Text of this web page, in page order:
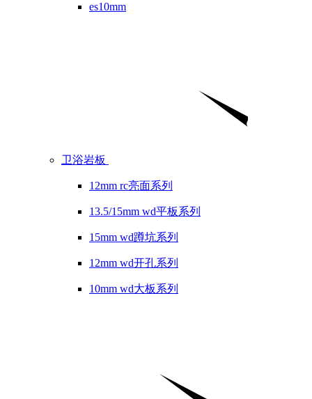
es10mm
卫浴岩板
12mm rc亮面系列
13.5/15mm wd平板系列
15mm wd蹲坑系列
12mm wd开孔系列
10mm wd大板系列